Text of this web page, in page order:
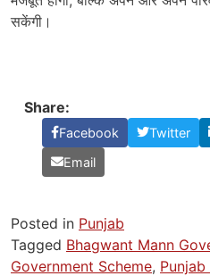
सकेंगी।
Share:
Facebook Twitter
Email
Posted in Punjab
Tagged Bhagwant Mann
Government Scheme,